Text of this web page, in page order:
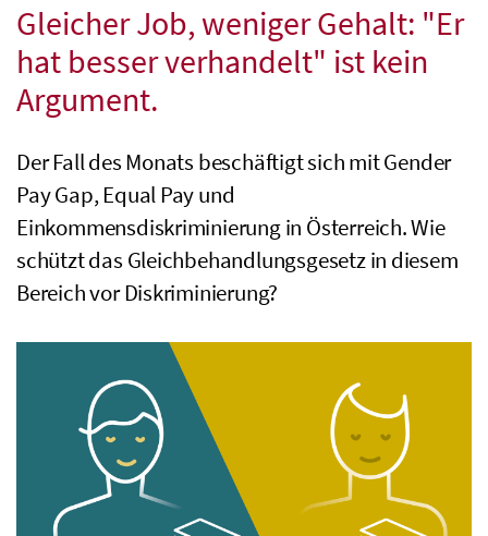
Gleicher Job, weniger Gehalt: "Er
hat besser verhandelt" ist kein
Argument.
Der Fall des Monats beschäftigt sich mit Gender
Pay Gap, Equal Pay und
Einkommensdiskriminierung in Österreich. Wie
schützt das Gleichbehandlungsgesetz in diesem
Bereich vor Diskriminierung?